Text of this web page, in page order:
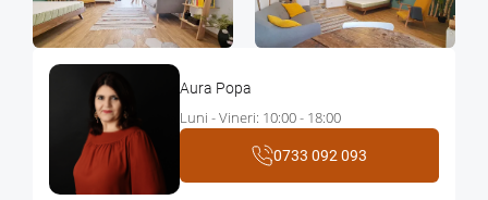
Aura Popa
Luni - Vineri: 10:00 - 18:00
0733 092 093